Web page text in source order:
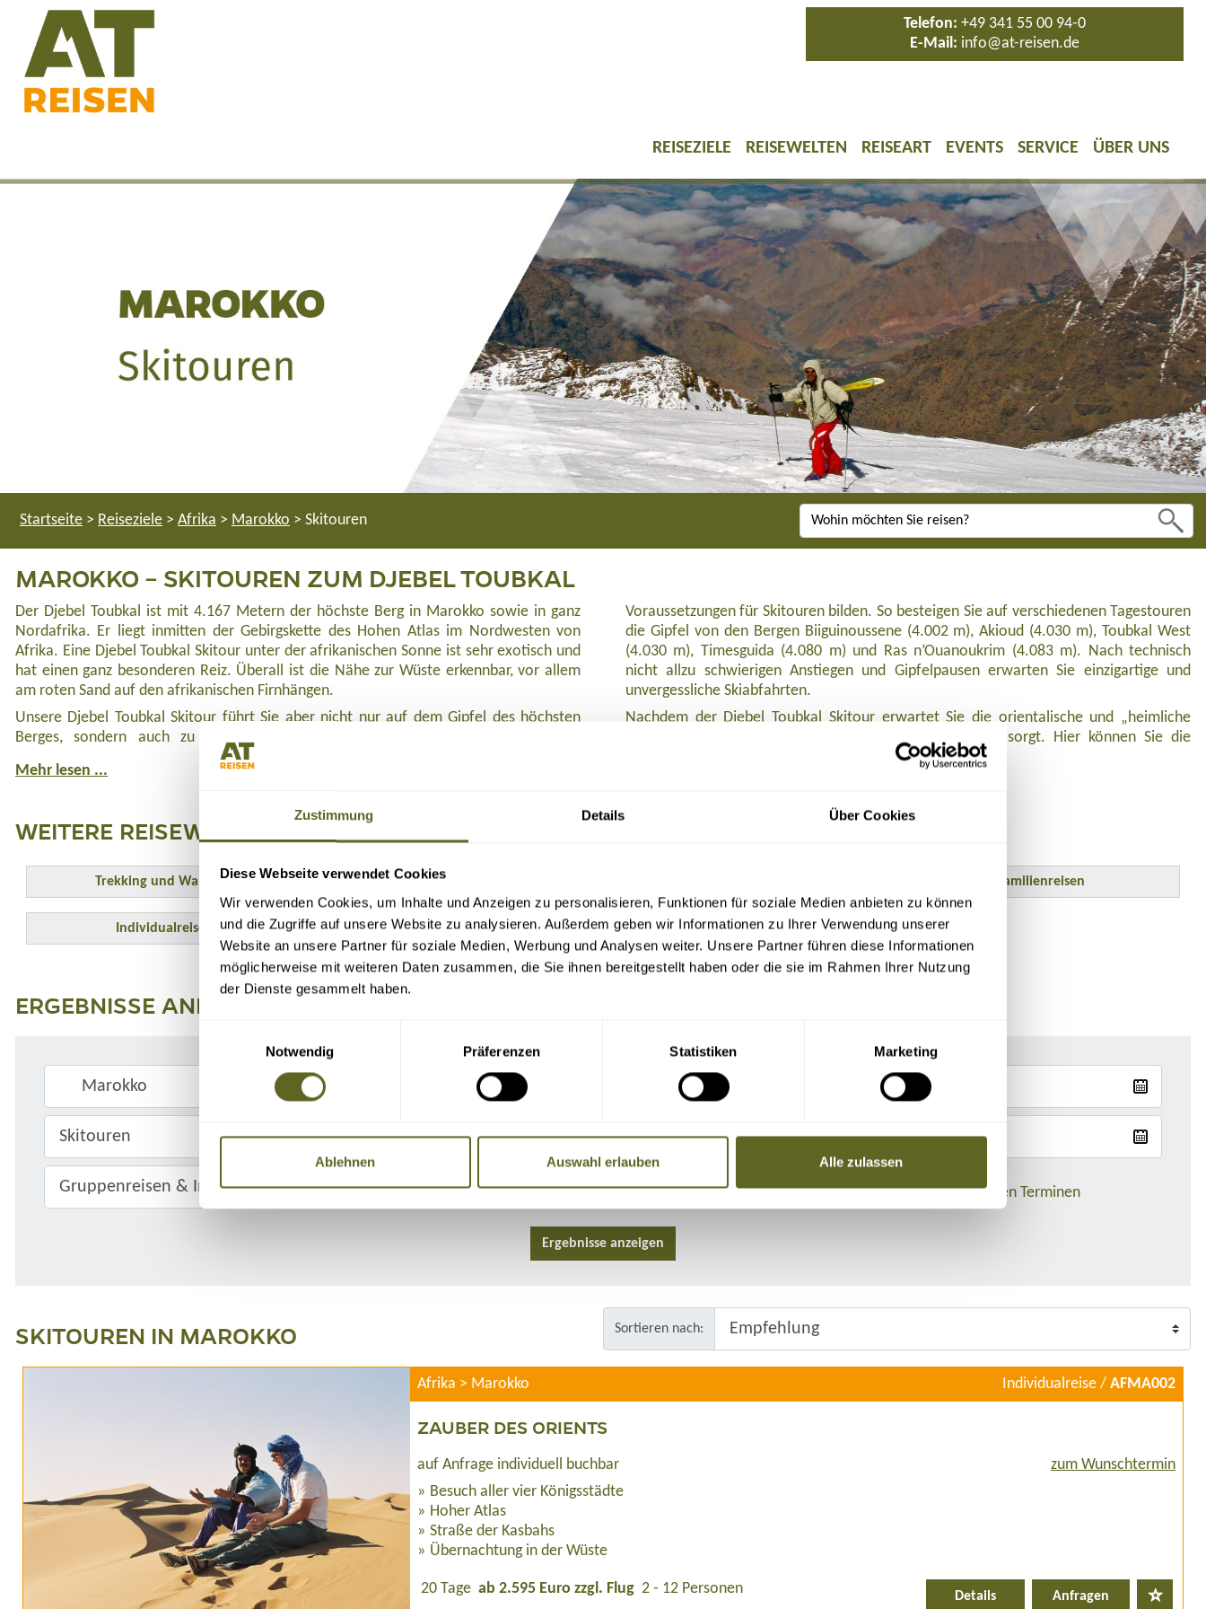
Zustimmung Details Über Cookies
Diese Webseite verwendet Cookies
Wir verwenden Cookies, um Inhalte und Anzeigen zu personalisieren, Funktionen für soziale Medien anbieten zu können
und die Zugriffe auf unsere Website zu analysieren. Außerdem geben wir Informationen zu Ihrer Verwendung unserer
Website an unsere Partner für soziale Medien, Werbung und Analysen weiter. Unsere Partner führen diese Informationen
möglicherweise mit weiteren Daten zusammen, die Sie ihnen bereitgestellt haben oder die sie im Rahmen Ihrer Nutzung
der Dienste gesammelt haben.
Notwendig
Präferenzen Statistiken Marketing
Ablehnen Auswahl erlauben Alle zulassen
Telefon: +49 341 55 00 94-0
E-Mail: info@at-reisen.de
REISEZIELE REISEWELTEN REISEART EVENTS SERVICE ÜBER UNS
Startseite > Reiseziele > Afrika > Marokko > Skitouren
MAROKKO – SKITOUREN ZUM DJEBEL TOUBKAL
Der Djebel Toubkal ist mit 4.167 Metern der höchste Berg in Marokko sowie in ganz
Nordafrika. Er liegt inmitten der Gebirgskette des Hohen Atlas im Nordwesten von
Afrika. Eine Djebel Toubkal Skitour unter der afrikanischen Sonne ist sehr exotisch und
hat einen ganz besonderen Reiz. Überall ist die Nähe zur Wüste erkennbar, vor allem
am roten Sand auf den afrikanischen Firnhängen.
Unsere Djebel Toubkal Skitour führt Sie aber nicht nur auf dem Gipfel des höchsten
Berges, sondern auch zu weiteren Viertausendern im Hohen Atlas, die beste
Voraussetzungen für Skitouren bilden. So besteigen Sie auf verschiedenen Tagestouren
die Gipfel von den Bergen Biiguinoussene (4.002 m), Akioud (4.030 m), Toubkal West
(4.030 m), Timesguida (4.080 m) und Ras n’Ouanoukrim (4.083 m). Nach technisch
nicht allzu schwierigen Anstiegen und Gipfelpausen erwarten Sie einzigartige und
unvergessliche Skiabfahrten.
Nachdem der Djebel Toubkal Skitour erwartet Sie die orientalische und „heimliche
Haupstadt“ Marrakech, die für kulturelle Abwechslung sorgt. Hier können Sie die
Mehr lesen ...
WEITERE REISEWELTEN MAROKKO
Trekking und Wandern Kulturreisen Familienreisen
Individualreisen
ERGEBNISSE ANPASSEN
Reisedauer Tage:
Schwierigkeitsgrad:
Nur Reisen mit garantierten Terminen
SKITOUREN IN MAROKKO Sortieren nach:
Afrika > Marokko Individualreise / AFMA002
ZAUBER DES ORIENTS
auf Anfrage individuell buchbar
zum Wunschtermin
Besuch aller vier Königsstädte
Hoher Atlas
Straße der Kasbahs
Übernachtung in der Wüste
20 Tage ab 2.595 Euro zzgl. Flug 2 - 12 Personen Details Anfragen